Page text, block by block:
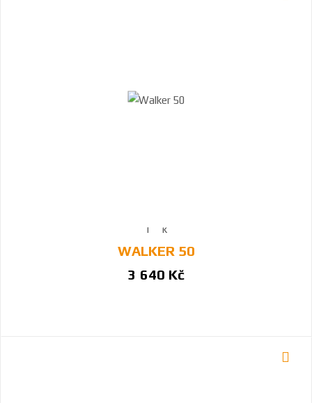
WALKER 50
3 640 Kč